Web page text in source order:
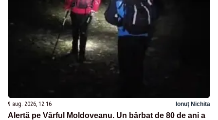
9 aug. 2026, 12:16 Ionuț Nichita
Alertă pe Vârful Moldoveanu. Un bărbat de 80 de ani a